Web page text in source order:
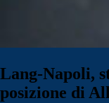
Lang-Napoli,
posizione di